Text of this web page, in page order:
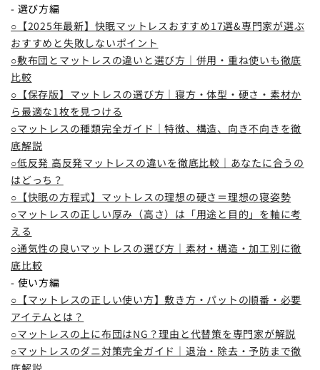
- 選び方編
○【2025年最新】快眠マットレスおすすめ17選&専門家が選ぶ
おすすめと失敗しないポイント
○敷布団とマットレスの違いと選び方｜併用・重ね使いも徹底
比較
○【保存版】マットレスの選び方｜寝方・体型・硬さ・素材か
ら最適な1枚を見つける
○マットレスの種類完全ガイド｜特徴、構造、向き不向きを徹
底解説
○低反発 高反発マットレスの違いを徹底比較｜あなたに合うの
はどっち？
○【快眠の方程式】マットレスの理想の硬さ＝理想の寝姿勢
○マットレスの正しい厚み（高さ）は「用途と目的」を軸に考
える
○通気性の良いマットレスの選び方｜素材・構造・加工別に徹
底比較
- 使い方編
○【マットレスの正しい使い方】敷き方・パットの順番・必要
アイテムとは？
○マットレスの上に布団はNG？理由と代替策を専門家が解説
○マットレスのダニ対策完全ガイド｜退治・除去・予防まで徹